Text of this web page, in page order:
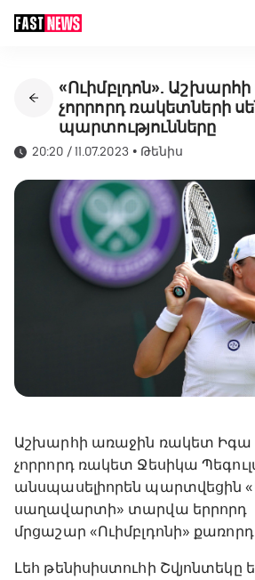
«Ուիմբլդոն».
չորրորդ ռակետների
պարտությունները
20:20 / 11.07.2023 • Թենիս
Աշխարհի առաջին ռակետ Իգա
չորրորդ ռակետ Ջեսիկա
անսպասելիորեն պարտվեցին
սաղավարտի» տարվա երրորդ
մրցաշար «Ուիմբլդոնի»
Լեհ թենիսիստուհի Շվյոնտեկը